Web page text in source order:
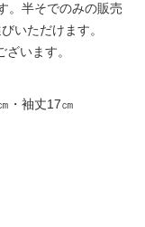
。半そでのみの販売
いただけます。
います。
・袖丈17㎝